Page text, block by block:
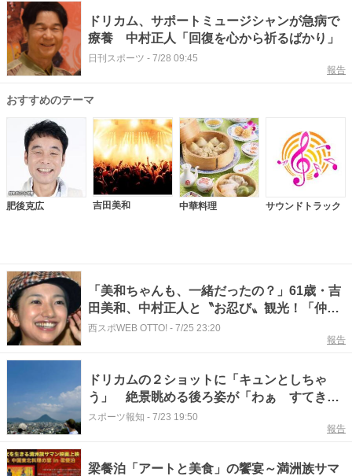
ドリカム、サポートミュージシャンが急病で
療養 中村正人「回復を心から祈るばかり」
日刊スポーツ - 7/28 09:45
報告
おすすめのテーマ
肥後克広 吉田美和 中華料理 サウンドトラック
「美和ちゃんも、一緒だったの？」61歳・吉
田美和、中村正人と〝お忍び〟観光！「仲良
しなお2人」「いい写真だぁー」反響続々
西スポWEB OTTO! - 7/25 23:20
報告
ドリカムの２ショットに「キュンとしちゃ
う」 絶景眺める後ろ姿が「わぁ すてき」
「本当になかよし」と話題！
スポーツ報知 - 7/23 19:50
報告
梁餐泊「アートと美食」の饗宴～満洲族サマ